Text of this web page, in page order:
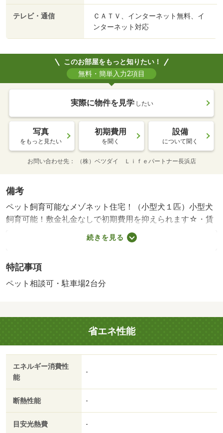
テレビ・通信
ＣＡＴＶ、インターネット無料、イ
ンターネット対応
このお部屋をもっと知りたい！
無料・簡単入力2項目
実際に物件を見学 したい
写真
をもっと見たい
初期費用
を聞く
設備
について聞く
お問い合わせ先 （株）ベツダイ Ｌｉｆｅパートナー長浜店
備考
ペット飼育可能なメゾネット住宅！（小型犬１匹）小型犬
飼育可能！敷金礼金なしで初期費用を抑えられます☆・賃
貸保証等：加入要（あんしん保証株式会社 初回保証料：
月額総賃料の１００％、月額保証料８８０円かかりま
停歩４分・◎インターネット利用料無料の１－２階メゾネ
ットタイプ！◎ペット（小型犬）飼育可能で駐車場は縦列
24 16500円
続きを見る
特記事項
ペット相談可・駐車場2台分
省エネ性能
エネルギー消費性
能
-
断熱性能 -
目安光熱費 -